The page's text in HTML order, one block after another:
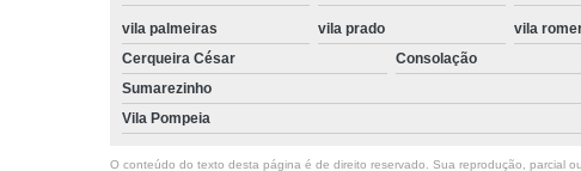
vila palmeiras vila prado vila
Cerqueira César
Consolação
Sumarezinho
Vila Pompeia
O conteúdo do texto desta página é de direito reservado. Sua reprodução, parcial